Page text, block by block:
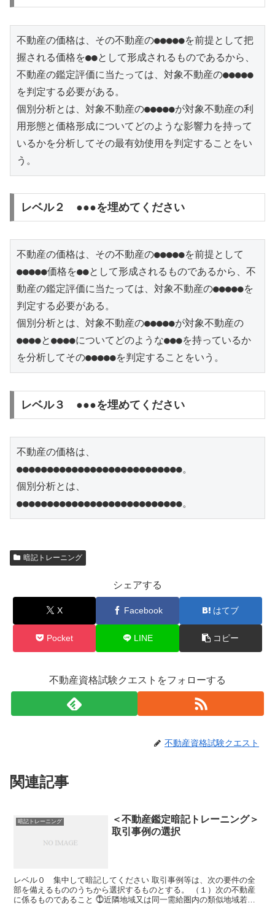
不動産の価格は、その不動産の●●●●●を前提として把
握される価格を●●として形成されるものであるから、
不動産の鑑定評価に当たっては、対象不動産の●●●●●
を判定する必要がある。
個別分析とは、対象不動産の●●●●●が対象不動産の利
用形態と価格形成についてどのような影響力を持って
いるかを分析してその最有効使用を判定することをい
う。
レベル２ ●●●を埋めてください
不動産の価格は、その不動産の●●●●●を前提として
●●●●●価格を●●として形成されるものであるから、不
動産の鑑定評価に当たっては、対象不動産の●●●●●を
判定する必要がある。
個別分析とは、対象不動産の●●●●●が対象不動産の
●●●●と●●●●についてどのような●●●を持っているか
を分析してその●●●●●を判定することをいう。
レベル３ ●●●を埋めてください
不動産の価格は、
●●●●●●●●●●●●●●●●●●●●●●●●●●●。
個別分析とは、
●●●●●●●●●●●●●●●●●●●●●●●●●●●。
暗記トレーニング
シェアする
X Facebook はてブ
Pocket LINE コピー
不動産資格試験クエストをフォローする
不動産資格試験クエスト
関連記事
暗記トレーニング
＜不動産鑑定暗記トレーニング＞
取引事例の選択
レベル０ 集中して暗記してください 取引事例等は、次の要件の全
部を備えるもののうちから選択するものとする。 （１）次の不動産
に係るものであること ⓵近隣地域又は同一需給圏内の類似地域若し